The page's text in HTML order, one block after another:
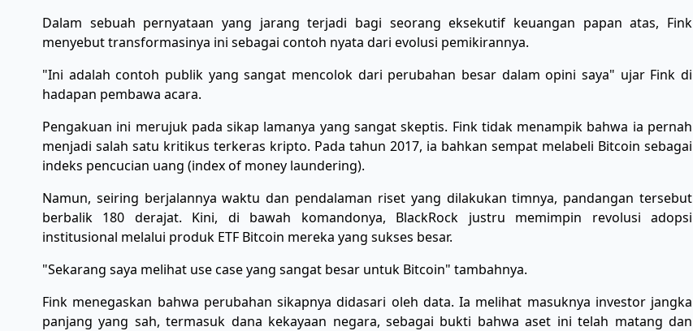
​Dalam sebuah pernyataan yang jarang terjadi bagi seorang eksekutif keuangan papan atas, Fink
menyebut transformasinya ini sebagai contoh nyata dari evolusi pemikirannya.
​"Ini adalah contoh publik yang sangat mencolok dari perubahan besar dalam opini saya" ujar Fink di
hadapan pembawa acara.
​Pengakuan ini merujuk pada sikap lamanya yang sangat skeptis. Fink tidak menampik bahwa ia pernah
menjadi salah satu kritikus terkeras kripto. Pada tahun 2017, ia bahkan sempat melabeli Bitcoin sebagai
indeks pencucian uang (index of money laundering).
​Namun, seiring berjalannya waktu dan pendalaman riset yang dilakukan timnya, pandangan tersebut
berbalik 180 derajat. Kini, di bawah komandonya, BlackRock justru memimpin revolusi adopsi
institusional melalui produk ETF Bitcoin mereka yang sukses besar.
​"Sekarang saya melihat use case yang sangat besar untuk Bitcoin" tambahnya.
​Fink menegaskan bahwa perubahan sikapnya didasari oleh data. Ia melihat masuknya investor jangka
panjang yang sah, termasuk dana kekayaan negara, sebagai bukti bahwa aset ini telah matang dan